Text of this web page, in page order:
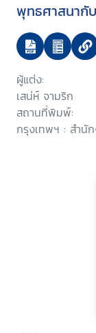
พุทธศาสนากั
ผู้แต่ง:
เสน่ห์ จามริก
สถานที่พิมพ์:
กรุงเทพฯ : สำนัก